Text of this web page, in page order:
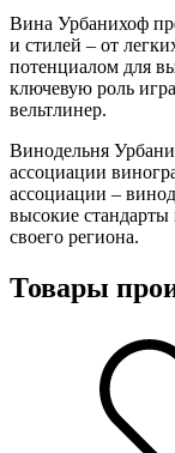
Вина Урбанихоф
и стилей – от
потенциалом для
ключевую роль
вельтлинер.
Винодельня
ассоциации
ассоциации –
высокие
своего региона.
Товары